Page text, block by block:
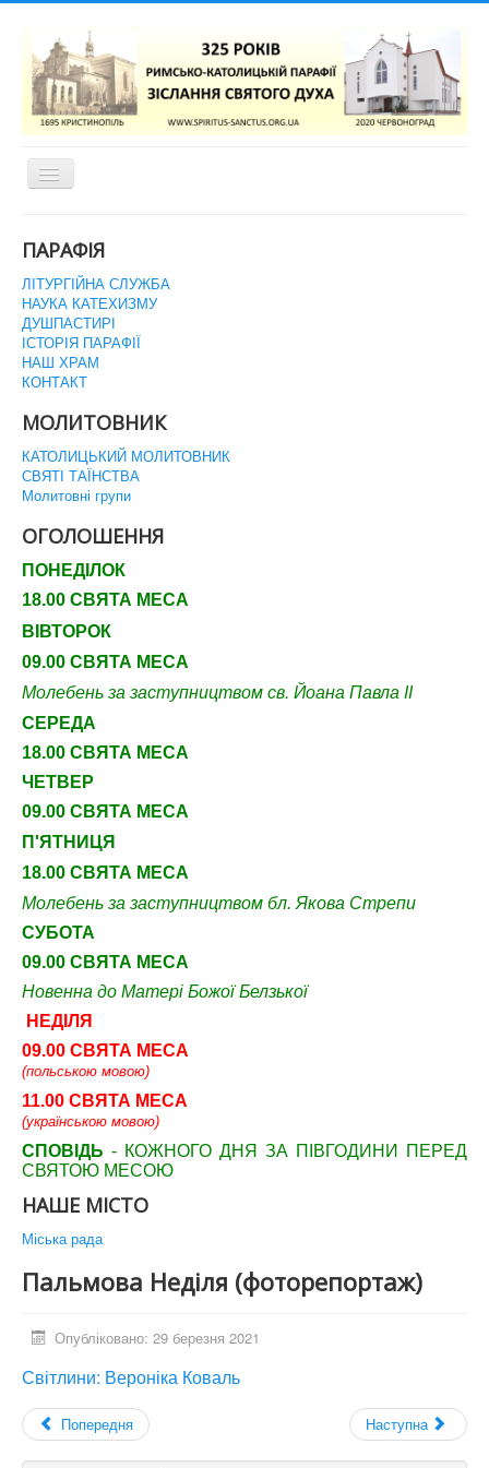
Перемикач
навігації
ПАРАФІЯ
ЛІТУРГІЙНА СЛУЖБА
НАУКА КАТЕХИЗМУ
ДУШПАСТИРІ
ІСТОРІЯ ПАРАФІЇ
НАШ ХРАМ
КОНТАКТ
МОЛИТОВНИК
КАТОЛИЦЬКИЙ МОЛИТОВНИК
СВЯТІ ТАЇНСТВА
Молитовні групи
ОГОЛОШЕННЯ
ПОНЕДІЛОК
18.00 СВЯТА МЕСА
ВІВТОРОК
09.00 СВЯТА МЕСА
Молебень за заступництвом св. Йоана Павла ІІ
СЕРЕДА
18.00 СВЯТА МЕСА
ЧЕТВЕР
09.00 СВЯТА МЕСА
П'ЯТНИЦЯ
18.00 СВЯТА МЕСА
Молебень за заступництвом бл. Якова Стрепи
СУБОТА
09.00 СВЯТА МЕСА
Новенна до Матері Божої Белзької
НЕДІЛЯ
09.00 СВЯТА МЕСА
(польською мовою)
11.00 СВЯТА МЕСА
(українською мовою)
СПОВІДЬ - КОЖНОГО ДНЯ ЗА ПІВГОДИНИ ПЕРЕД
СВЯТОЮ МЕСОЮ
НАШЕ МІСТО
Міська рада
Пальмова Неділя (фоторепортаж)
Опубліковано: 29 березня 2021
Світлини: Вероніка Коваль
Попередня Наступна